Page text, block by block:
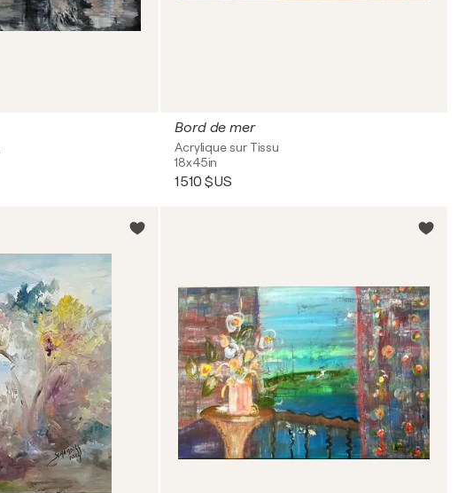
Bord de mer
Acrylique sur Tissu
18x45in
1 510 $US